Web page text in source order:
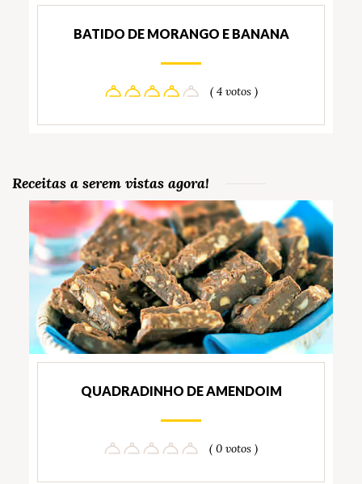
BATIDO DE MORANGO E BANANA
( 4 votos )
Receitas a serem vistas agora!
QUADRADINHO DE AMENDOIM
( 0 votos )